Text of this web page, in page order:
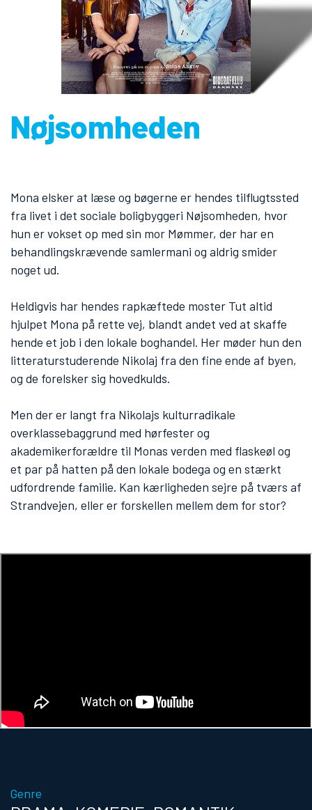
Nøjsomheden
Mona elsker at læse og bøgerne er hendes tilflugtssted
fra livet i det sociale boligbyggeri Nøjsomheden, hvor
hun er vokset op med sin mor Mømmer, der har en
behandlingskrævende samlermani og aldrig smider
noget ud.
Heldigvis har hendes rapkæftede moster Tut altid
hjulpet Mona på rette vej, blandt andet ved at skaffe
hende et job i den lokale boghandel. Her møder hun den
litteraturstuderende Nikolaj fra den fine ende af byen,
og de forelsker sig hovedkulds.
Men der er langt fra Nikolajs kulturradikale
overklassebaggrund med hørfester og
akademikerforældre til Monas verden med flaskeøl og
et par på hatten på den lokale bodega og en stærkt
udfordrende familie. Kan kærligheden sejre på tværs af
Strandvejen, eller er forskellen mellem dem for stor?
Genre